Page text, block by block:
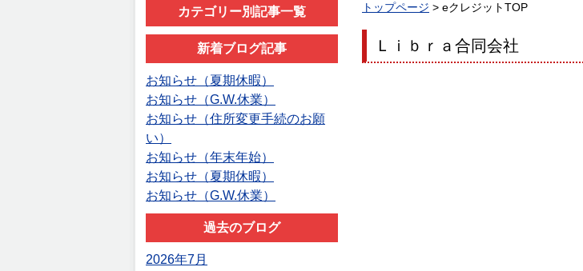
カテゴリー別記事一覧
新着ブログ記事
お知らせ（夏期休暇）
お知らせ（G.W.休業）
お知らせ（住所変更手続のお願
い）
お知らせ（年末年始）
お知らせ（夏期休暇）
お知らせ（G.W.休業）
過去のブログ
2026年7月
トップページ > eクレジットTOP
Ｌｉｂｒａ合同会社